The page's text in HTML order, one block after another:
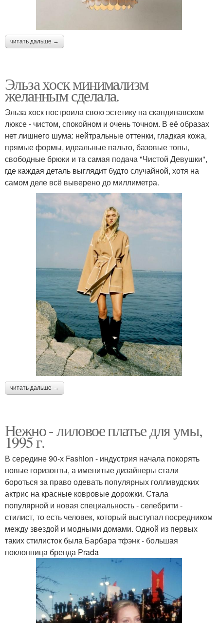
читать дальше →
Эльза хоск минимализм
желанным сделала.
Эльза хоск построила свою эстетику на скандинавском
люксе - чистом, спокойном и очень точном. В её образах
нет лишнего шума: нейтральные оттенки, гладкая кожа,
прямые формы, идеальные пальто, базовые топы,
свободные брюки и та самая подача "Чистой Девушки",
где каждая деталь выглядит будто случайной, хотя на
самом деле всё выверено до миллиметра.
читать дальше →
Нежно - лиловое платье для умы,
1995 г.
В середине 90-х Fashion - индустрия начала покорять
новые горизонты, а именитые дизайнеры стали
бороться за право одевать популярных голливудских
актрис на красные ковровые дорожки. Стала
популярной и новая специальность - селебрити -
стилист, то есть человек, который выступал посредником
между звездой и модными домами. Одной из первых
таких стилисток была Барбара тфэнк - большая
поклонница бренда Prada